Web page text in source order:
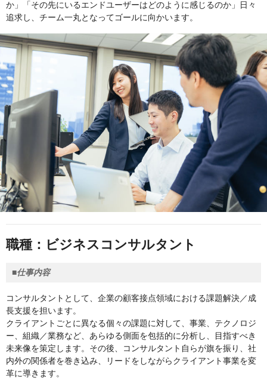
か」「その先にいるエンドユーザーはどのように感じるのか」日々
追求し、チーム一丸となってゴールに向かいます。
職種：ビジネスコンサルタント
■仕事内容
コンサルタントとして、企業の顧客接点領域における課題解決／成
長支援を担います。
クライアントごとに異なる個々の課題に対して、事業、テクノロジ
ー、組織／業務など、あらゆる側面を包括的に分析し、目指すべき
未来像を策定します。その後、コンサルタント自らが旗を振り、社
内外の関係者を巻き込み、リードをしながらクライアント事業を変
革に導きます。